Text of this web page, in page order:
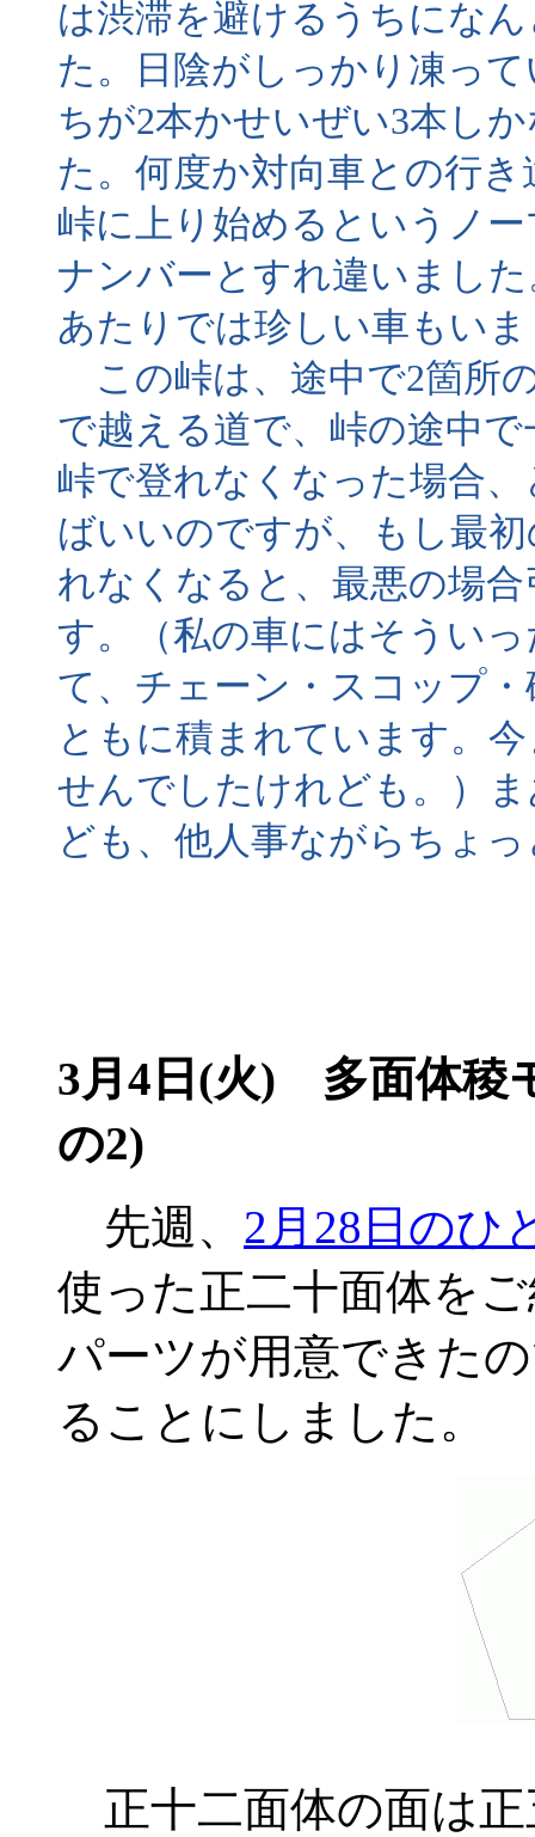
は渋滞を避けるうちにな
た。日陰がしっかり凍っ
ちが2本かせいぜい3本し
た。何度か対向車との行
峠に上り始めるというノ
ナンバーとすれ違いまし
あたりでは珍しい車もい
この峠は、途中で2箇所
で越える道で、峠の途中
峠で登れなくなった場合
ばいいのですが、もし最
れなくなると、最悪の場
す。（私の車にはそうい
て、チェーン・スコップ
ともに積まれています。
せんでしたけれども。）
ども、他人事ながらちょ
3月4日(火) 多面体稜
の2)
先週、 2月28日のひ
使った正二十面体を
パーツが用意できた
ることにしました。
正十二面体の面は